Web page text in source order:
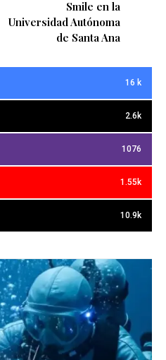
Smile en la
Universidad Autónoma
de Santa Ana
16 k
2.6k
1076
1.55k
10.9k